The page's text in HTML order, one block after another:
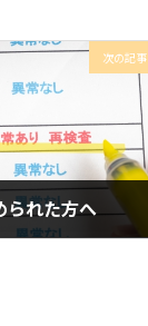
次の記事
られた方へ